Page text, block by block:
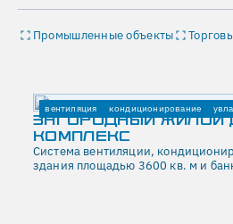
Промышленные объекты
вентиляция кондиционирование
ЗАГОРОДНЫЙ ЖИЛОЙ
КОМПЛЕКС
Система вентиляции,
здания площадью 3600 кв. м и
ЧАЙНА
БАНК
22.07.2025
Компания
«КитайСтрой»,
занимающаяся